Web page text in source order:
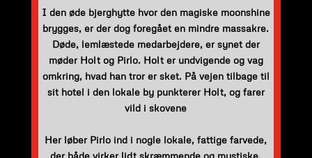
I den øde bjerghytte hvor den magiske moonshine
brygges, er der dog foregået en mindre massakre.
Døde, lemlæstede medarbejdere, er synet der
møder Holt og Pirlo. Holt er undvigende og vag
omkring, hvad han tror er sket. På vejen tilbage til
sit hotel i den lokale by punkterer Holt, og farer
vild i skovene
Her løber Pirlo ind i nogle lokale, fattige farvede,